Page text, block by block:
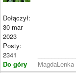
Dołączył:
30 mar
2023
Posty:
2341
Do góry
MagdaLenka